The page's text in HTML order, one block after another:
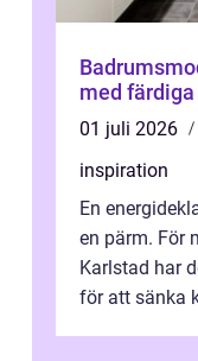
Badrumsmodul smartare
med
01 juli 2026
inspiration
En
en pärm. För
Karlstad har
för att sänka